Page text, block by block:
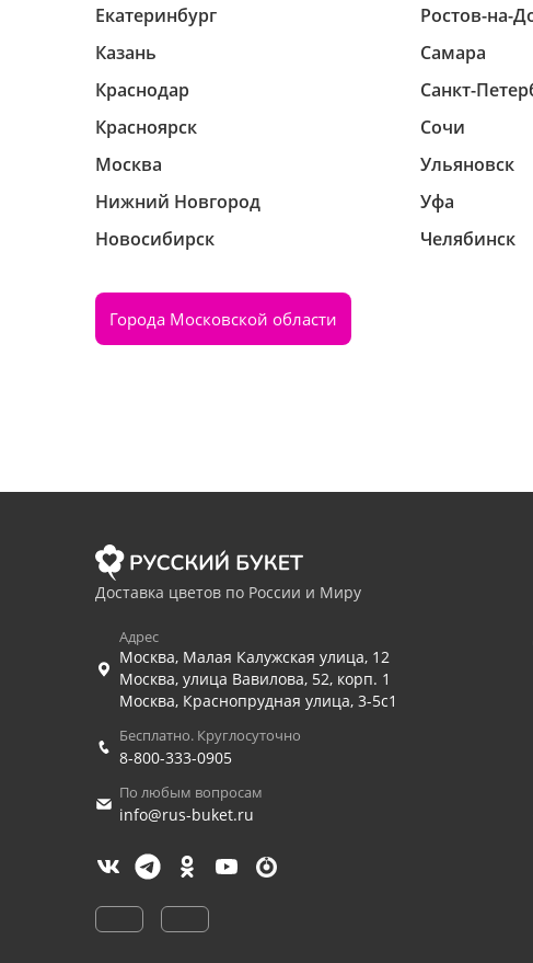
Екатеринбург
Казань
Краснодар
Красноярск
Москва
Нижний Новгород
Новосибирск
Ростов-на-
Самара
Санкт-
Сочи
Ульяновск
Уфа
Челябинск
Города Московской области
Доставка цветов по России и Миру
Адрес
Москва, Малая Калужская улица, 12
Москва, улица Вавилова, 52, корп. 1
Москва, Краснопрудная улица, 3-5с1
Бесплатно. Круглосуточно
8-800-333-0905
По любым вопросам
info@rus-buket.ru